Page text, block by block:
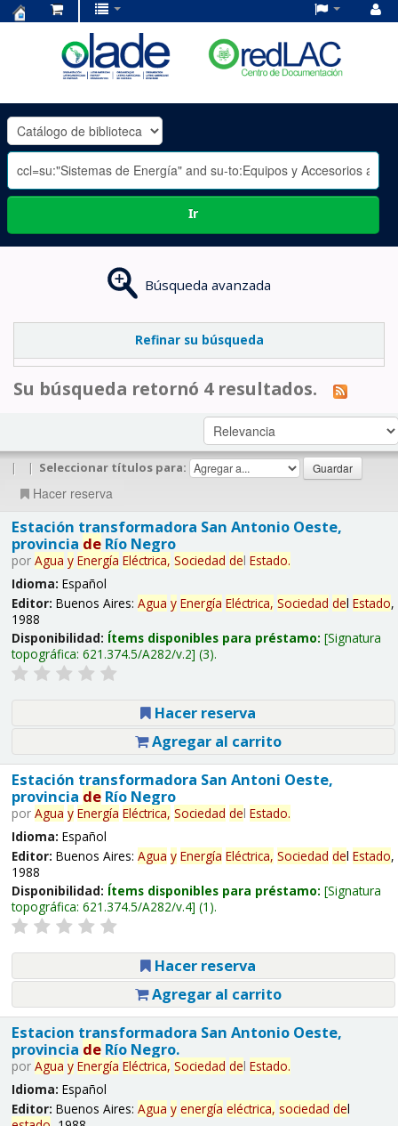
OLADE
-
Ir
Búsqueda avanzada
Refinar su búsqueda
Su búsqueda retornó 4 resultados.
| | Seleccionar títulos para:
Hacer reserva
Estación transformadora San Antonio Oeste,
provincia deRío Negro
por Agua y Energía Eléctrica, Sociedad del Estado.
Idioma: Español
Editor: Buenos Aires: Agua y Energía Eléctrica, Sociedad del Estado,
1988
Disponibilidad: Ítems disponibles para préstamo: Signatura
topográfica: 621.374.5/A282/v.2 (3).
Hacer reserva
Agregar al carrito
Estación transformadora San Antoni Oeste,
provincia deRío Negro
por Agua y Energía Eléctrica, Sociedad del Estado.
Idioma: Español
Editor: Buenos Aires: Agua y Energía Eléctrica, Sociedad del Estado,
1988
Disponibilidad: Ítems disponibles para préstamo: Signatura
topográfica: 621.374.5/A282/v.4 (1).
Hacer reserva
Agregar al carrito
Estacion transformadora San Antonio Oeste,
provincia deRío Negro.
por Agua y Energía Eléctrica, Sociedad del Estado.
Idioma: Español
Editor: Buenos Aires: Agua y energía eléctrica, sociedad del